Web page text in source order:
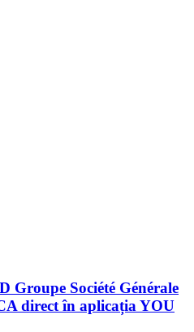
Groupe Société Générale
direct în aplicația YOU